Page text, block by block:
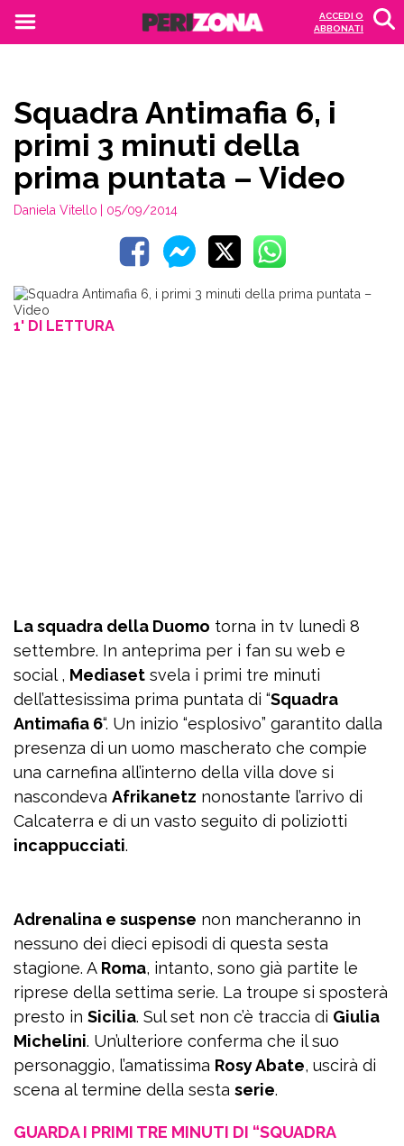
ACCEDI O
ABBONATI
Squadra Antimafia 6, i
primi 3 minuti della
prima puntata – Video
Daniela Vitello | 05/09/2014
1' DI LETTURA
La squadra della Duomo torna in tv lunedì 8
settembre. In anteprima per i fan su web e
social , Mediaset svela i primi tre minuti
dell’attesissima prima puntata di “Squadra
Antimafia 6“. Un inizio “esplosivo” garantito dalla
presenza di un uomo mascherato che compie
una carnefina all’interno della villa dove si
nascondeva Afrikanetz nonostante l’arrivo di
Calcaterra e di un vasto seguito di poliziotti
incappucciati.
Adrenalina e suspense non mancheranno in
nessuno dei dieci episodi di questa sesta
stagione. A Roma, intanto, sono già partite le
riprese della settima serie. La troupe si sposterà
presto in Sicilia. Sul set non c’è traccia di Giulia
Michelini. Un’ulteriore conferma che il suo
personaggio, l’amatissima Rosy Abate, uscirà di
scena al termine della sesta serie.
GUARDA I PRIMI TRE MINUTI DI “SQUADRA